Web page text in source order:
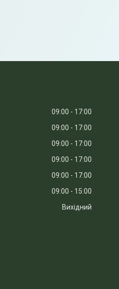
09:00
17:00
09:00
17:00
09:00
17:00
09:00
17:00
09:00
17:00
09:00
15:00
Вихідний